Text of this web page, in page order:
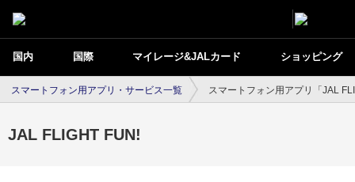
国内 国際 マイレージ&JALカード ショッピング
スマートフォン用アプリ・サービス一覧 スマートフォン用アプリ「JAL
JAL FLIGHT FUN!